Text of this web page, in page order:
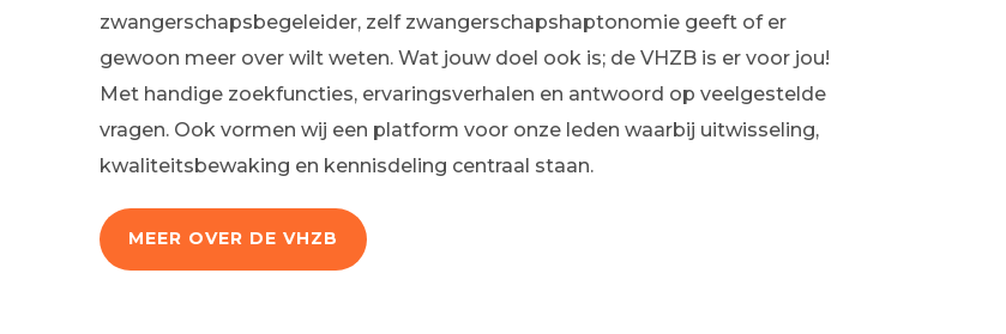
zwangerschapsbegeleider, zelf zwangerschapshaptonomie geeft of er
gewoon meer over wilt weten. Wat jouw doel ook is; de VHZB is er voor jou!
Met handige zoekfuncties, ervaringsverhalen en antwoord op veelgestelde
vragen. Ook vormen wij een platform voor onze leden waarbij uitwisseling,
kwaliteitsbewaking en kennisdeling centraal staan.
MEER OVER DE VHZB